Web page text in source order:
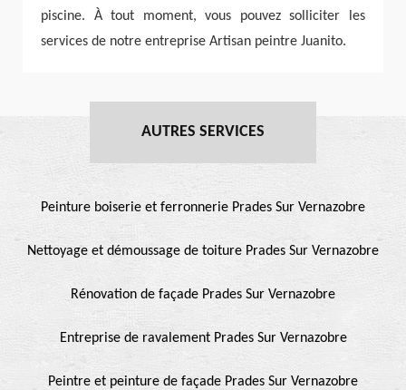
piscine. À tout moment, vous pouvez solliciter les
services de notre entreprise Artisan peintre Juanito.
AUTRES SERVICES
Peinture boiserie et ferronnerie Prades Sur Vernazobre
Nettoyage et démoussage de toiture Prades Sur Vernazobre
Rénovation de façade Prades Sur Vernazobre
Entreprise de ravalement Prades Sur Vernazobre
Peintre et peinture de façade Prades Sur Vernazobre